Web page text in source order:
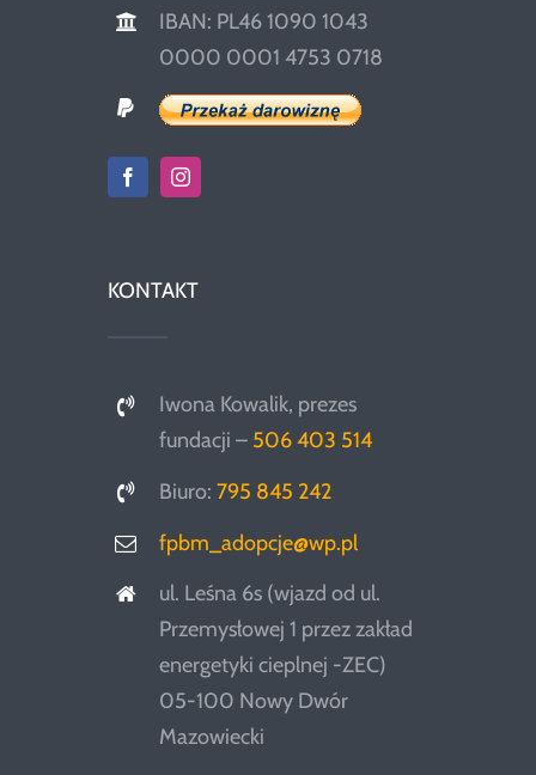
IBAN: PL46 1090 1043
0000 0001 4753 0718
KONTAKT
Iwona Kowalik, prezes
fundacji – 506 403 514
Biuro:795 845 242
fpbm_adopcje@wp.pl
ul. Leśna 6s (wjazd od ul.
Przemysłowej 1 przez zakład
energetyki cieplnej -ZEC)
05-100 Nowy Dwór
Mazowiecki